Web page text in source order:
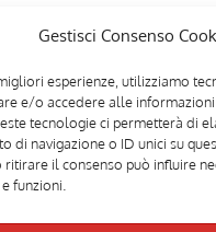
Gestisci Consenso
esperienze, utilizziamo
e/o accedere alle
tecnologie ci permetterà di
di navigazione o ID unici su
ritirare il consenso può influire
funzioni.